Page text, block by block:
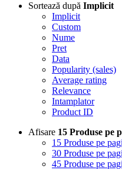
Sortează după Implicit
Implicit
Custom
Nume
Pret
Data
Popularity (sales)
Average rating
Relevance
Intamplator
Product ID
Afisare 15 Produse pe
15 Produse pe
30 Produse pe
45 Produse pe